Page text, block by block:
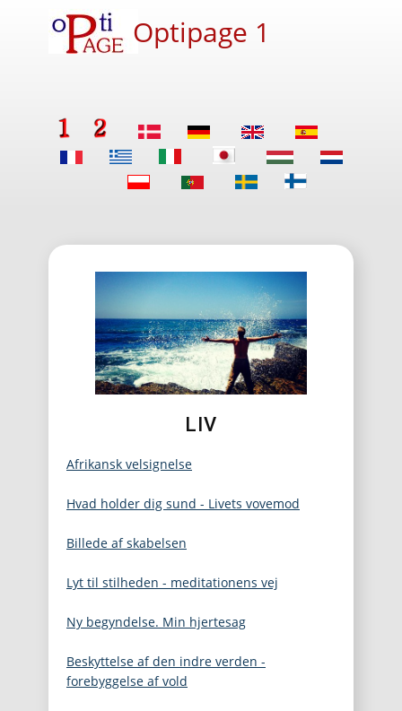
Optipage 1
LIV
Afrikansk velsignelse
Hvad holder dig sund - Livets vovemod
Billede af skabelsen
Lyt til stilheden - meditationens vej
Ny begyndelse. Min hjertesag
Beskyttelse af den indre verden -
forebyggelse af vold